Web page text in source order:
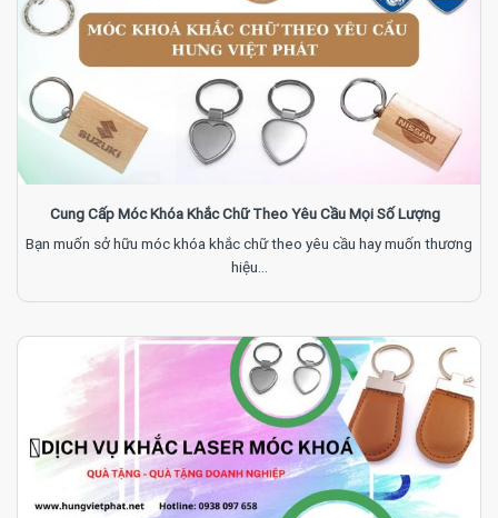
Cung Cấp Móc Khóa Khắc Chữ Theo Yêu Cầu Mọi Số Lượng
Bạn muốn sở hữu móc khóa khắc chữ theo yêu cầu hay muốn thương
hiệu...